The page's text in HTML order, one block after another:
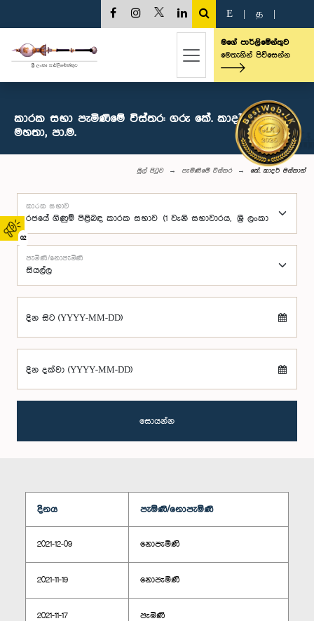
02
E த
මගේ පාර්ලිමේන්තුව
මෙතැනින් පිවිසෙන්න
කාරක සභා පැමිණීමේ විස්තර: ගරු ‍කේ. කාදර් මස්තාන්
මහතා, පා.ම.
මුල් පිටුව පැමිණීමේ විස්තර ‍කේ. කාදර් මස්තාන්
කාරක සභාව
පැමිණි/නොපැමිණි
දින සිට (YYYY-MM-DD)
දින දක්වා (YYYY-MM-DD)
සොයන්න
දිනය පැමිණි/නොපැමිණි
2021-12-09 නොපැමිණි
2021-11-19 නොපැමිණි
2021-11-17 පැමිණි